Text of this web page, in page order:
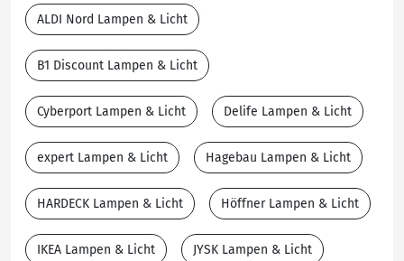
ALDI Nord Lampen & Licht
B1 Discount Lampen & Licht
Cyberport Lampen & Licht Delife Lampen & Licht
expert Lampen & Licht Hagebau Lampen & Licht
HARDECK Lampen & Licht Höffner Lampen & Licht
IKEA Lampen & Licht JYSK Lampen & Licht